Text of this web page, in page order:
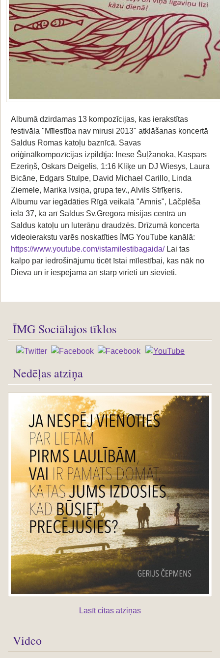
Albumā dzirdamas 13 kompozīcijas, kas ierakstītas
festivāla "Mīlestība nav mirusi 2013" atklāšanas koncertā
Saldus Romas katoļu baznīcā. Savas
oriģinālkompozīcijas izpildīja: Inese Šuļžanoka, Kaspars
Ezeriņš, Oskars Deigelis, 1:16 Kliķe un DJ Wiesys, Laura
Bicāne, Edgars Stulpe, David Michael Carillo, Linda
Ziemele, Marika Ivsiņa, grupa tev., Alvils Strīķeris.
Albumu var iegādāties Rīgā veikalā "Amnis", Lāčplēša
ielā 37, kā arī Saldus Sv.Gregora misijas centrā un
Saldus katoļu un luterāņu draudzēs. Drīzumā koncerta
videoierakstu varēs noskatīties ĪMG YouTube kanālā:
https://www.youtube.com/istamilestibagaida/Lai tas
kalpo par iedrošinājumu ticēt īstai mīlestībai, kas nāk no
Dieva un ir iespējama arī starp vīrieti un sievieti.
ĪMG Sociālajos tīklos
Nedēļas atziņa
Lasīt citas atziņas
Video